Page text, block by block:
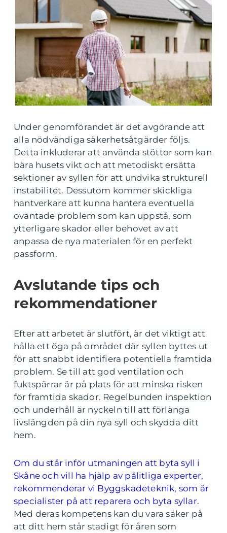
Under genomförandet är det avgörande att
alla nödvändiga säkerhetsåtgärder följs.
Detta inkluderar att använda stöttor som kan
bära husets vikt och att metodiskt ersätta
sektioner av syllen för att undvika strukturell
instabilitet. Dessutom kommer skickliga
hantverkare att kunna hantera eventuella
oväntade problem som kan uppstå, som
ytterligare skador eller behovet av att
anpassa de nya materialen för en perfekt
passform.
Avslutande tips och
rekommendationer
Efter att arbetet är slutfört, är det viktigt att
hålla ett öga på området där syllen byttes ut
för att snabbt identifiera potentiella framtida
problem. Se till att god ventilation och
fuktspärrar är på plats för att minska risken
för framtida skador. Regelbunden inspektion
och underhåll är nyckeln till att förlänga
livslängden på din nya syll och skydda ditt
hem.
Om du står inför utmaningen att byta syll i
Skåne och vill ha hjälp av pålitliga experter,
rekommenderar vi Byggskadeteknik, som är
specialister på att reparera och byta syllar.
Med deras kompetens kan du vara säker på
att ditt hem står stadigt för åren som